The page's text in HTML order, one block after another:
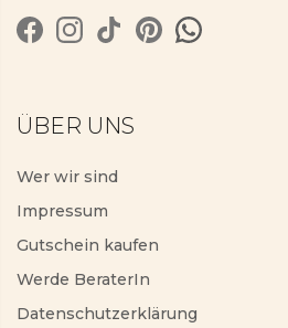
ÜBER UNS
Wer wir sind
Impressum
Gutschein kaufen
Werde BeraterIn
Datenschutzerklärung